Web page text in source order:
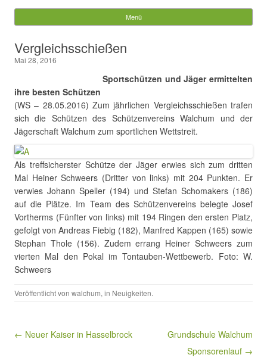
Gemeinde Walchum
Menü
Vergleichsschießen
Mai 28, 2016
Sportschützen und Jäger ermittelten
ihre besten Schützen
(WS – 28.05.2016) Zum jährlichen Vergleichsschießen trafen
sich die Schützen des Schützenvereins Walchum und der
Jägerschaft Walchum zum sportlichen Wettstreit.
Als treffsicherster Schütze der Jäger erwies sich zum dritten
Mal Heiner Schweers (Dritter von links) mit 204 Punkten. Er
verwies Johann Speller (194) und Stefan Schomakers (186)
auf die Plätze. Im Team des Schützenvereins belegte Josef
Vortherms (Fünfter von links) mit 194 Ringen den ersten Platz,
gefolgt von Andreas Fiebig (182), Manfred Kappen (165) sowie
Stephan Thole (156). Zudem errang Heiner Schweers zum
vierten Mal den Pokal im Tontauben-Wettbewerb. Foto: W.
Schweers
Veröffentlicht von walchum, in Neuigkeiten.
Beitragsnavigation
← Neuer Kaiser in Hasselbrock
Grundschule Walchum
Sponsorenlauf →